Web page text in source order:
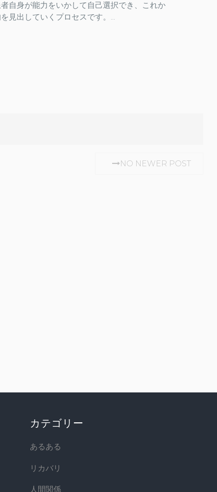
自身が能力をいかして自己選択でき、これか
見出していくプロセスです。...
NO NEWER POST
カテゴリー
あるある
リカバリ
人間関係